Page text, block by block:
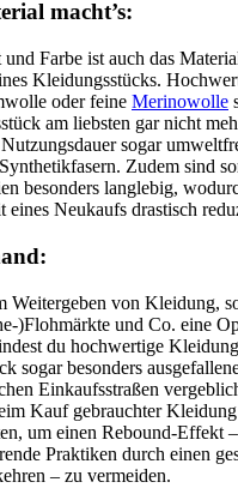
macht’s:
Farbe ist auch das
Kleidungsstücks.
oder feine Merinowolle
am liebsten gar nicht
sogar
Zudem sind
besonders langlebig,
Neukaufs drastisch
Weitergeben von Kleidung,
)Flohmärkte und Co. eine
du hochwertige
sogar besonders
Einkaufsstraßen
Kauf gebrauchter
um einen Rebound-Effekt
Praktiken durch einen
– zu vermeiden.